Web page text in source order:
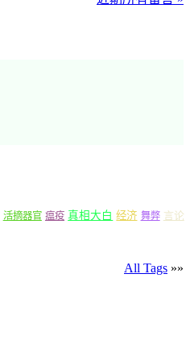
活摘器官 瘟疫 真相大白 经济 舞弊 言论
All Tags »»